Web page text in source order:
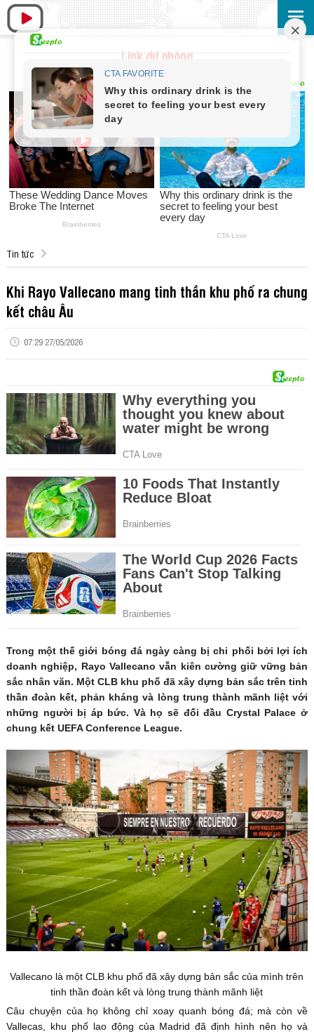
Link dự phòng
Tin tức
Khi Rayo Vallecano mang tinh thần khu phố ra chung
kết châu Âu
07:29 27/05/2026
Trong một thế giới bóng đá ngày càng bị chi phối bởi lợi ích
doanh nghiệp, Rayo Vallecano vẫn kiên cường giữ vững bản
sắc nhân văn. Một CLB khu phố đã xây dựng bản sắc trên tinh
thần đoàn kết, phản kháng và lòng trung thành mãnh liệt với
những người bị áp bức. Và họ sẽ đối đầu Crystal Palace ở
chung kết UEFA Conference League.
Vallecano là một CLB khu phố đã xây dựng bản sắc của mình trên
tinh thần đoàn kết và lòng trung thành mãnh liệt
Câu chuyện của họ không chỉ xoay quanh bóng đá; mà còn về
Vallecas, khu phố lao động của Madrid đã định hình nên họ và